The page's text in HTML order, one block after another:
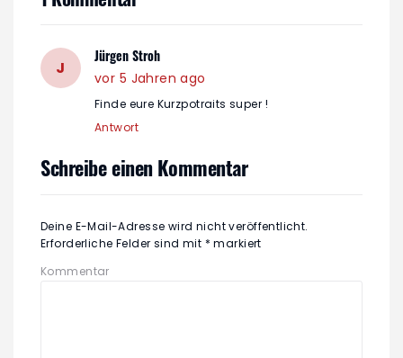
J
Jürgen Stroh
vor 5 Jahren ago
Finde eure Kurzpotraits super !
Antwort
Schreibe einen Kommentar
Deine E-Mail-Adresse wird nicht veröffentlicht.
Erforderliche Felder sind mit * markiert
Kommentar